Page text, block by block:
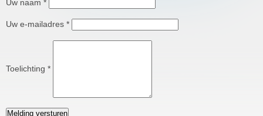
Barometer
Uw naam *
Uw e-mailadres *
Toelichting *
Melding versturen